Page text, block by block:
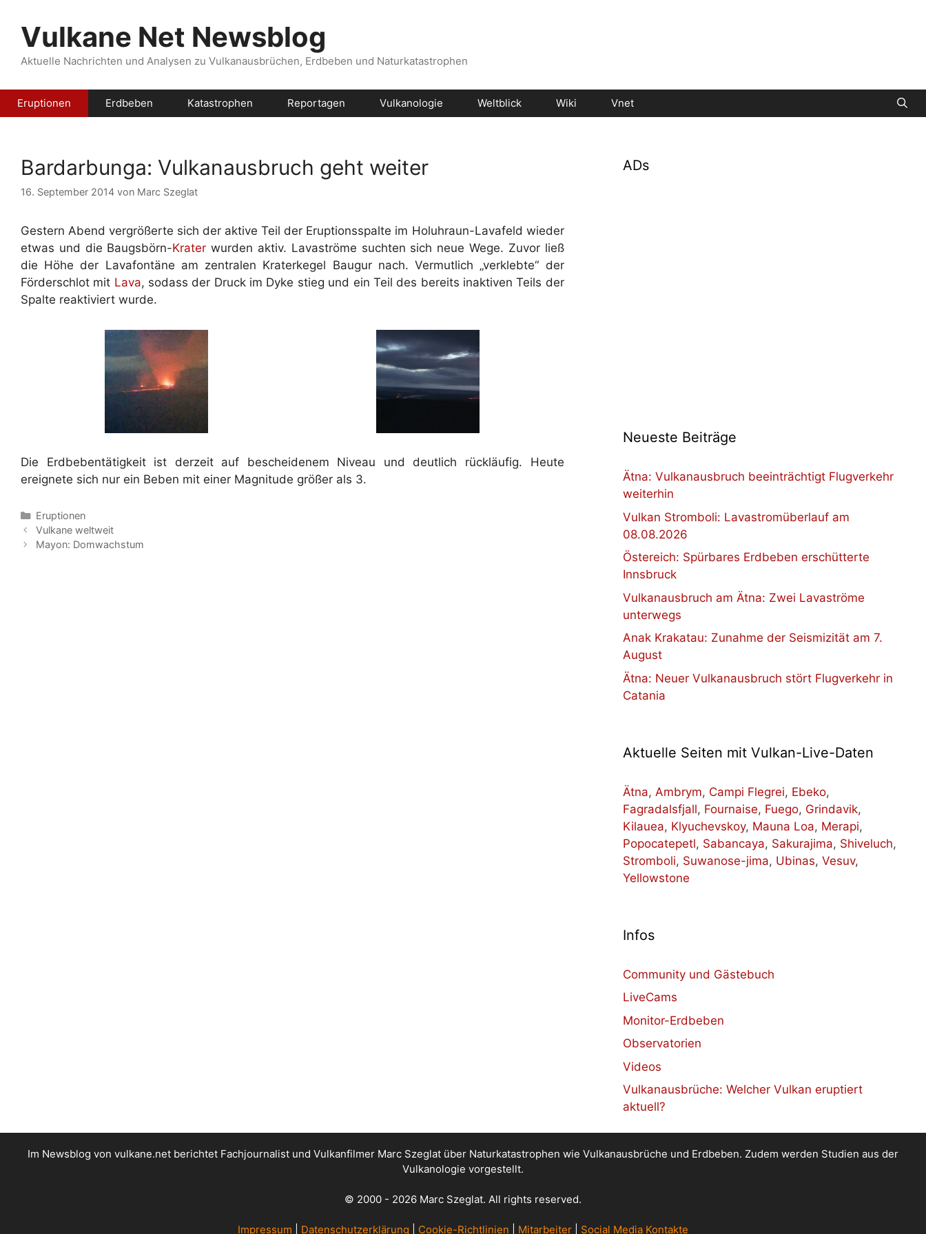
Inhalt
springenVulkane Net Newsblog
Aktuelle Nachrichten und Analysen zu Vulkanausbrüchen, Erdbeben und Naturkatastrophen
Eruptionen Erdbeben Katastrophen Reportagen Vulkanologie Weltblick Wiki Vnet
Bardarbunga: Vulkanausbruch geht weiter
16. September 2014 von Marc Szeglat
Gestern Abend vergrößerte sich der aktive Teil der Eruptionsspalte im Holuhraun-Lavafeld wieder
etwas und die Baugsbörn-Krater wurden aktiv. Lavaströme suchten sich neue Wege. Zuvor ließ
die Höhe der Lavafontäne am zentralen Kraterkegel Baugur nach. Vermutlich „verklebte“ der
Förderschlot mit Lava, sodass der Druck im Dyke stieg und ein Teil des bereits inaktiven Teils der
Spalte reaktiviert wurde.
Die Erdbebentätigkeit ist derzeit auf bescheidenem Niveau und deutlich rückläufig. Heute
ereignete sich nur ein Beben mit einer Magnitude größer als 3.
Kategorien
Eruptionen
Vulkane weltweit
Mayon: Domwachstum
ADs
Neueste Beiträge
Ätna: Vulkanausbruch beeinträchtigt Flugverkehr
weiterhin
Vulkan Stromboli: Lavastromüberlauf am
08.08.2026
Östereich: Spürbares Erdbeben erschütterte
Innsbruck
Vulkanausbruch am Ätna: Zwei Lavaströme
unterwegs
Anak Krakatau: Zunahme der Seismizität am 7.
August
Ätna: Neuer Vulkanausbruch stört Flugverkehr in
Catania
Aktuelle Seiten mit Vulkan-Live-Daten
Ätna, Ambrym, Campi Flegrei, Ebeko,
Fagradalsfjall, Fournaise, Fuego, Grindavik,
Kilauea, Klyuchevskoy, Mauna Loa, Merapi,
Popocatepetl, Sabancaya, Sakurajima, Shiveluch,
Stromboli, Suwanose-jima, Ubinas, Vesuv,
Yellowstone
Infos
Community und Gästebuch
LiveCams
Monitor-Erdbeben
Observatorien
Videos
Vulkanausbrüche: Welcher Vulkan eruptiert
aktuell?
Im Newsblog von vulkane.net berichtet Fachjournalist und Vulkanfilmer Marc Szeglat über Naturkatastrophen wie Vulkanausbrüche und Erdbeben. Zudem werden Studien aus der
Vulkanologie vorgestellt.
© 2000 - 2026 Marc Szeglat. All rights reserved.
Impressum Datenschutzerklärung Cookie-Richtlinien Mitarbeiter Social Media Kontakte